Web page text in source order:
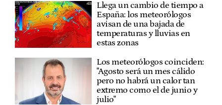
Llega un cambio de tiempo a
España: los meteorólogos
avisan de una bajada de
temperaturas y lluvias en
estas zonas
Los meteorólogos coinciden:
"Agosto será un mes cálido
pero no habrá un calor tan
extremo como el de junio y
julio"